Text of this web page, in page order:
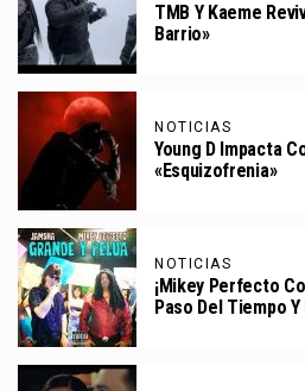
TMB Y Kaeme
Barrio»
NOTICIAS
Young D Impacta
«Esquizofrenia»
NOTICIAS
¡Mikey Perfecto
Paso Del Tiempo